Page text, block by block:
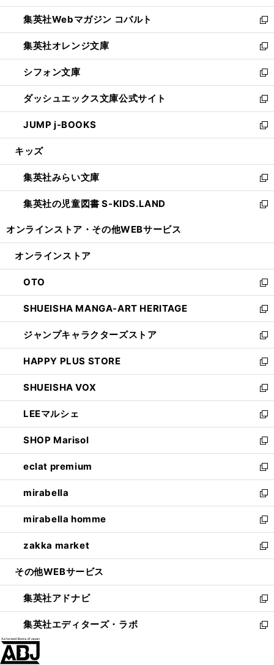
開
く
ウ
で
開
く
ン
ド
ウ
で
開
く
ウ
ィ
ン
ド
ウ
で
開
く
集英社Webマガジン コバルト
新
し
い
ウ
ィ
ン
ド
ウ
で
開
集英社オレンジ文庫
新
し
い
ウ
ィ
ン
ド
ウ
開
く
シフォン文庫
新
し
い
ウ
ィ
ン
ウ
で
開
く
ダッシュエックス文庫公式サイト
新
し
い
ウ
ン
ド
ウ
で
JUMP j-BOOKS
新
し
ウ
ィ
ン
ド
開
キッズ
集英社みらい文庫
新
し
い
ン
ウ
で
開
く
集英社の児童図書 S-KIDS.LAND
新
ウ
ン
ド
ウ
で
開
く
オンラインストア・ その他WEBサービス
オンラインストア
OTO
新
し
い
ウ
ィ
ン
ド
ウ
で
開
く
SHUEISHA MANGA-ART HERITAGE
新
し
い
ウ
ィ
ン
ド
ウ
で
開
く
ジャンプキャラクターズストア
新
し
い
ウ
ィ
ン
ド
ウ
で
開
く
HAPPY PLUS STORE
新
し
い
ウ
ィ
ン
ド
ウ
で
開
く
SHUEISHA VOX
新
し
い
ウ
ィ
ン
ド
ウ
で
開
く
LEEマルシェ
新
し
い
ウ
ィ
ン
ド
ウ
で
開
く
SHOP Marisol
新
し
い
ウ
ィ
ン
ド
ウ
で
開
eclat premium
新
し
い
ウ
ィ
ン
ド
ウ
開
く
mirabella
新
し
い
ウ
ィ
ン
ウ
で
開
く
mirabella homme
新
し
い
ウ
ン
ド
ウ
で
zakka market
新
し
ウ
ィ
ン
ド
その他WEBサービス
集英社アドナビ
新
し
い
集英社エディターズ・ラボ
新